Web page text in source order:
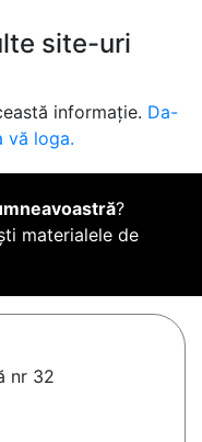
site-uri
informație. Da-
vă loga.
?
materialele de
nr 32